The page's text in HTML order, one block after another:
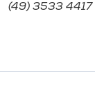
(49) 3533 4417